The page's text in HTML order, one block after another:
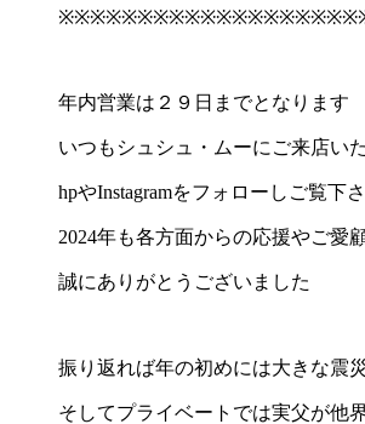
年内営業は２９日までとなります
いつもシュシュ・ムーにご来店い
hpやInstagramをフォローしご覧下
2024年も各方面からの応援やご愛
誠にありがとうございました
振り返れば年の初めには大きな震
そしてプライベートでは実父が他